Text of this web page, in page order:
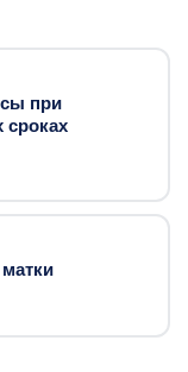
при
сроках